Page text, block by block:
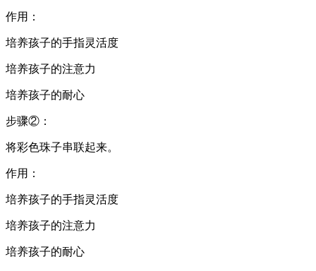
作用：
培养孩子的手指灵活度
培养孩子的注意力
培养孩子的耐心
步骤②：
将彩色珠子串联起来。
作用：
培养孩子的手指灵活度
培养孩子的注意力
培养孩子的耐心